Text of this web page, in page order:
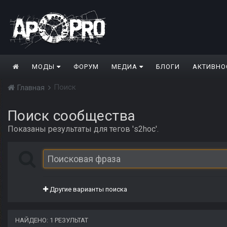
МОДЫ ФОРУМ МЕДИА БЛОГИ
Главная Поиск
Поиск сообщества
Показаны результаты для тегов 's2hoc'.
Другие варианты поиска
НАЙДЕНО: 1 РЕЗУЛЬТАТ